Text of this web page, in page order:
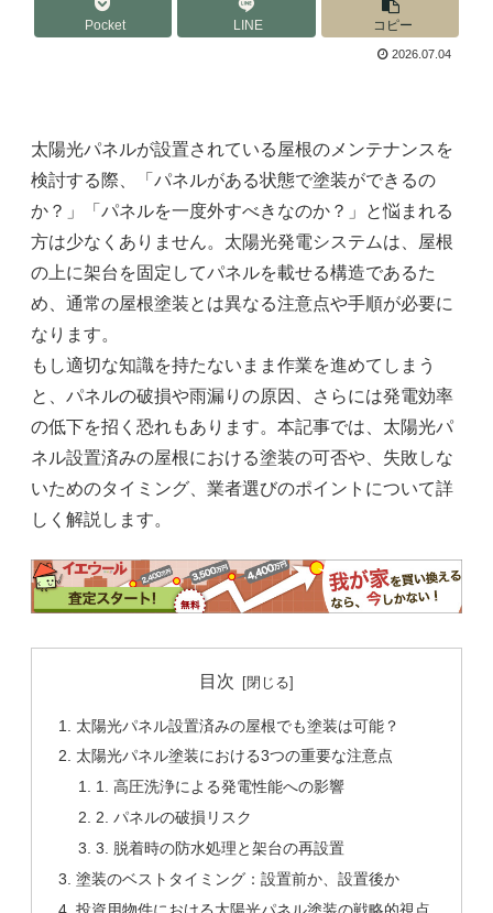
Pocket LINE コピー
2026.07.04
太陽光パネルが設置されている屋根のメンテナンスを
検討する際、「パネルがある状態で塗装ができるの
か？」「パネルを一度外すべきなのか？」と悩まれる
方は少なくありません。太陽光発電システムは、屋根
の上に架台を固定してパネルを載せる構造であるた
め、通常の屋根塗装とは異なる注意点や手順が必要に
なります。
もし適切な知識を持たないまま作業を進めてしまう
と、パネルの破損や雨漏りの原因、さらには発電効率
の低下を招く恐れもあります。本記事では、太陽光パ
ネル設置済みの屋根における塗装の可否や、失敗しな
いためのタイミング、業者選びのポイントについて詳
しく解説します。
目次
太陽光パネル設置済みの屋根でも塗装は可能？
太陽光パネル塗装における3つの重要な注意点
1. 高圧洗浄による発電性能への影響
2. パネルの破損リスク
3. 脱着時の防水処理と架台の再設置
塗装のベストタイミング：設置前か、設置後か
投資用物件における太陽光パネル塗装の戦略的視点